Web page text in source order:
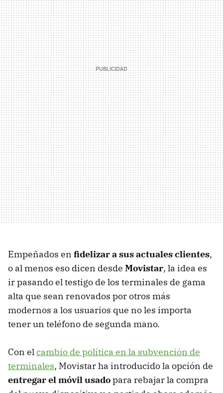
Empeñados en fidelizar a sus actuales clientes,
o al menos eso dicen desde Movistar, la idea es
ir pasando el testigo de los terminales de gama
alta que sean renovados por otros más
modernos a los usuarios que no les importa
tener un teléfono de segunda mano.
Con elcambio de política en la subvención de
terminales, Movistar ha introducido la opción de
entregar el móvil usadopara rebajar la compra